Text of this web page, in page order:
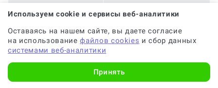
Используем cookie и сервисы веб-аналитики
Оставаясь на нашем сайте, вы даете согласие
на использованиефайлов cookies и сбор данных
системами веб-аналитики
Принять